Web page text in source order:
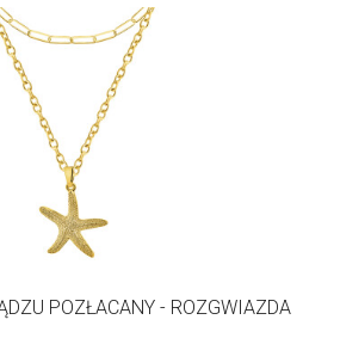
POZŁACANY - ROZGWIAZDA